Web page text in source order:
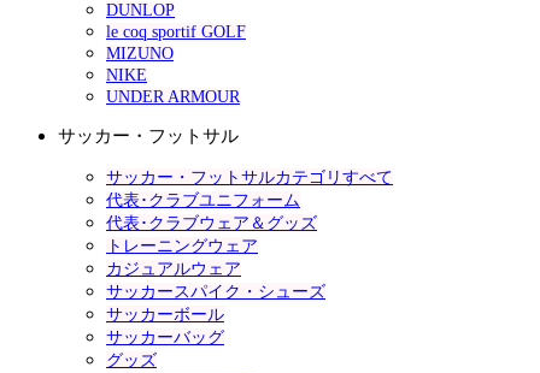
DUNLOP
le coq sportif GOLF
MIZUNO
NIKE
UNDER ARMOUR
サッカー・フットサル
サッカー・フットサルカテゴリすべて
代表･クラブユニフォーム
代表･クラブウェア＆グッズ
トレーニングウェア
カジュアルウェア
サッカースパイク・シューズ
サッカーボール
サッカーバッグ
グッズ